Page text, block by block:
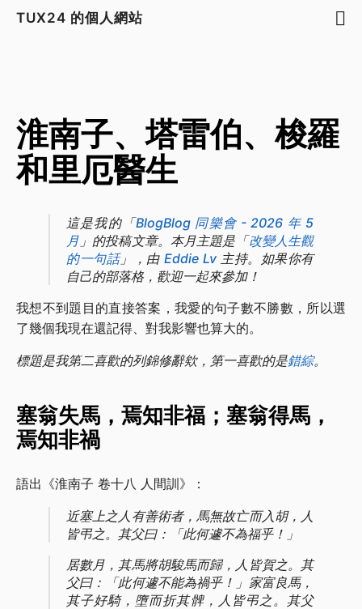
TUX24 的個人網站
淮南子、塔雷伯、梭羅
和里厄醫生
這是我的「BlogBlog 同樂會 - 2026 年 5
月 」的投稿文章。本月主題是「改變人生觀
的一句話」，由 Eddie Lv主持。如果你有
自己的部落格，歡迎一起來參加！
我想不到題目的直接答案，我愛的句子數不勝數，所以選
了幾個我現在還記得、對我影響也算大的。
標題是我第二喜歡的列錦修辭欸，第一喜歡的是錯綜。
塞翁失馬，焉知非福；塞翁得馬，
焉知非禍
語出《淮南子 卷十八 人間訓》：
近塞上之人有善術者，馬無故亡而入胡，人
皆弔之。其父曰：「此何遽不為福乎！」
居數月，其馬將胡駿馬而歸，人皆賀之。其
父曰：「此何遽不能為禍乎！」家富良馬，
其子好騎，墮而折其髀，人皆弔之。其父